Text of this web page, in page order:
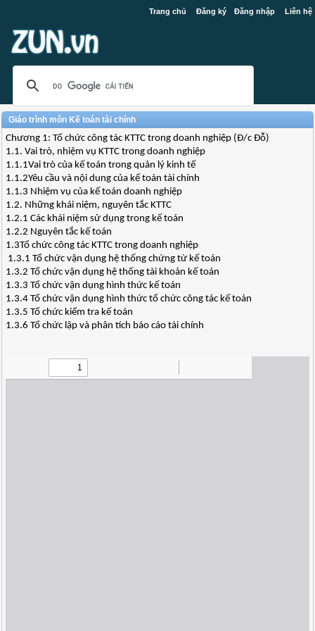
Trang chủ Đăng ký Đăng nhập Liên hệ
Giáo trình môn Kế toán tài chính
Chương 1: Tổ chức công tác KTTC trong doanh nghiệp (Đ/c Đỗ)
1.1. Vai trò, nhiệm vụ KTTC trong doanh nghiệp
1.1.1Vai trò của kế toán trong quản lý kinh tế
1.1.2Yêu cầu và nội dung của kế toán tài chính
1.1.3 Nhiệm vụ của kế toán doanh nghiệp
1.2. Những khái niệm, nguyên tắc KTTC
1.2.1 Các khái niệm sử dụng trong kế toán
1.2.2 Nguyên tắc kế toán
1.3Tổ chức công tác KTTC trong doanh nghiệp
1.3.1 Tổ chức vận dụng hệ thống chứng từ kế toán
1.3.2 Tổ chức vận dụng hệ thống tài khoản kế toán
1.3.3 Tổ chức vận dụng hình thức kế toán
1.3.4 Tổ chức vận dụng hình thức tổ chức công tác kế toán
1.3.5 Tổ chức kiểm tra kế toán
1.3.6 Tổ chức lập và phân tích báo cáo tài chính